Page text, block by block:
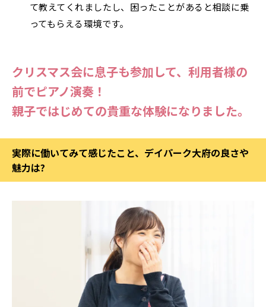
て教えてくれましたし、困ったことがあると相談に乗
ってもらえる環境です。
クリスマス会に息子も参加して、利用者様の
前でピアノ演奏！
親子ではじめての貴重な体験になりました。
実際に働いてみて感じたこと、デイパーク大府の良さや
魅力は?